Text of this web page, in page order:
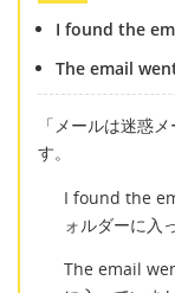
I found the
The email
「メールは迷惑
す。
I found the
ォルダーに入
The email